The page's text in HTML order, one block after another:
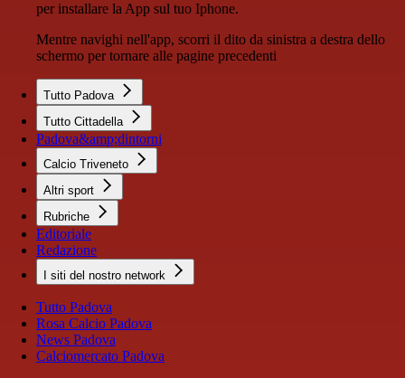
per installare la App sul tuo Iphone.
Mentre navighi nell'app, scorri il dito da sinistra a destra dello
schermo per tornare alle pagine precedenti
Tutto Padova
Tutto Cittadella
Padova&amp;dintorni
Calcio Triveneto
Altri sport
Rubriche
Editoriale
Redazione
I siti del nostro network
Tutto Padova
Rosa Calcio Padova
News Padova
Calciomercato Padova